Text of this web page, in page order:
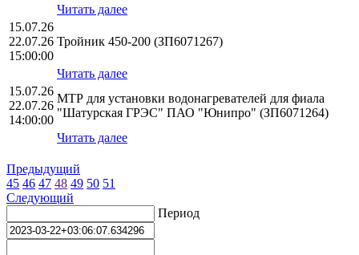
Читать далее
15.07.26
22.07.26
15:00:00
Тройник 450-200 (ЗП6071267)
Читать далее
15.07.26
22.07.26
14:00:00
МТР для установки водонагревателей для фиала
"Шатурская ГРЭС" ПАО "Юнипро" (ЗП6071264)
Читать далее
Предыдущий
45 46 47 48 49 50 51
Следующий
Период